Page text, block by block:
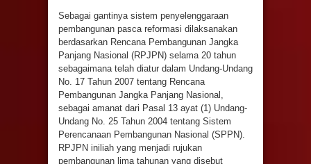
Sebagai gantinya sistem penyelenggaraan
pembangunan pasca reformasi dilaksanakan
berdasarkan Rencana Pembangunan Jangka
Panjang Nasional (RPJPN) selama 20 tahun
sebagaimana telah diatur dalam Undang-Undang
No. 17 Tahun 2007 tentang Rencana
Pembangunan Jangka Panjang Nasional,
sebagai amanat dari Pasal 13 ayat (1) Undang-
Undang No. 25 Tahun 2004 tentang Sistem
Perencanaan Pembangunan Nasional (SPPN).
RPJPN iniliah yang menjadi rujukan
pembangunan lima tahunan yang disebut